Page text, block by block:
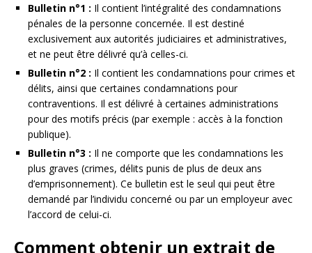
Bulletin n°1 : Il contient l’intégralité des condamnations
pénales de la personne concernée. Il est destiné
exclusivement aux autorités judiciaires et administratives,
et ne peut être délivré qu’à celles-ci.
Bulletin n°2 : Il contient les condamnations pour crimes et
délits, ainsi que certaines condamnations pour
contraventions. Il est délivré à certaines administrations
pour des motifs précis (par exemple : accès à la fonction
publique).
Bulletin n°3 : Il ne comporte que les condamnations les
plus graves (crimes, délits punis de plus de deux ans
d’emprisonnement). Ce bulletin est le seul qui peut être
demandé par l’individu concerné ou par un employeur avec
l’accord de celui-ci.
Comment obtenir un extrait de